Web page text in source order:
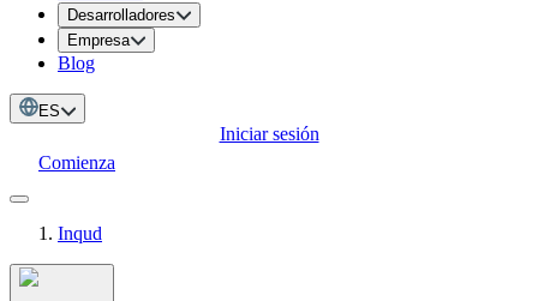
Desarrolladores
Empresa
Blog
ES
Iniciar sesión
Comienza
Inqud